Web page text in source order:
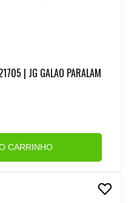
| JG GALAO PARALAM
CARRINHO